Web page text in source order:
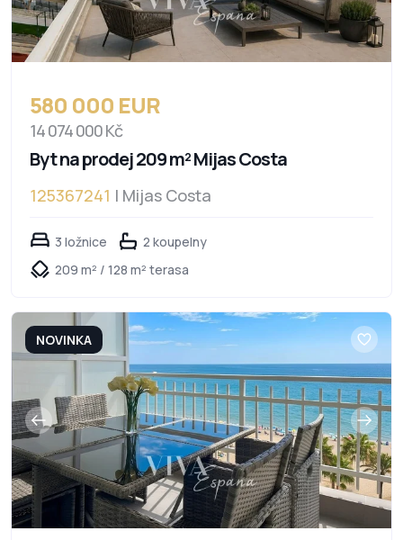
580 000 EUR
14 074 000 Kč
Byt na prodej 209 m² Mijas Costa
125367241 | Mijas Costa
3 ložnice
2 koupelny
209 m² / 128 m² terasa
NOVINKA